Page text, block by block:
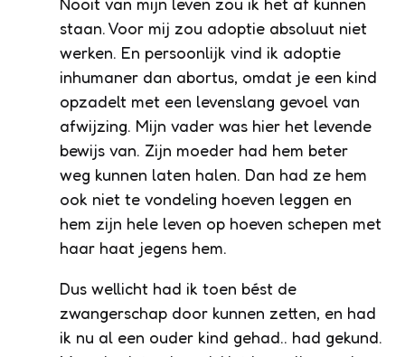
staan. Voor mij zou adoptie absoluut niet
werken. En persoonlijk vind ik adoptie
inhumaner dan abortus, omdat je een kind
opzadelt met een levenslang gevoel van
afwijzing. Mijn vader was hier het levende
bewijs van. Zijn moeder had hem beter
weg kunnen laten halen. Dan had ze hem
ook niet te vondeling hoeven leggen en
hem zijn hele leven op hoeven schepen met
haar haat jegens hem.
Dus wellicht had ik toen bést de
zwangerschap door kunnen zetten, en had
ik nu al een ouder kind gehad.. had gekund.